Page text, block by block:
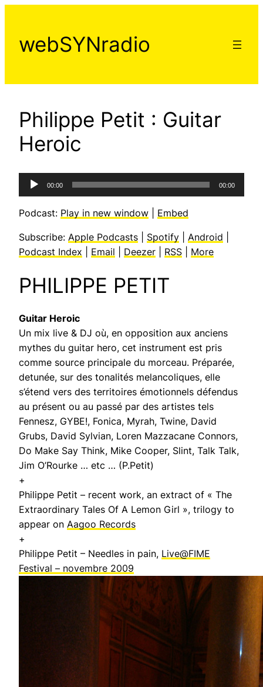
contenu
webSYNradio
Philippe Petit : Guitar
Heroic
Lecteur
audio
00:00 00:00
Podcast: Play in new window Embed
Subscribe: Apple Podcasts Spotify Android
Podcast Index
Email Deezer RSS More
PHILIPPE PETIT
Guitar Heroic
Un mix live & DJ où, en opposition aux anciens
mythes du guitar hero, cet instrument est pris
comme source principale du morceau. Préparée,
detunée, sur des tonalités melancoliques, elle
s’étend vers des territoires émotionnels défendus
au présent ou au passé par des artistes tels
Fennesz, GYBE!, Fonica, Myrah, Twine, David
Grubs, David Sylvian, Loren Mazzacane Connors,
Do Make Say Think, Mike Cooper, Slint, Talk Talk,
Jim O’Rourke … etc … (P.Petit)
+
Philippe Petit – recent work, an extract of « The
Extraordinary Tales Of A Lemon Girl », trilogy to
appear on Aagoo Records
+
Philippe Petit – Needles in pain, Live@FIME
Festival – novembre 2009